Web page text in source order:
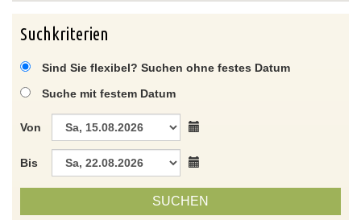
Suchkriterien
Sind Sie flexibel? Suchen ohne festes Datum
Suche mit festem Datum
Von
Bis
SUCHEN